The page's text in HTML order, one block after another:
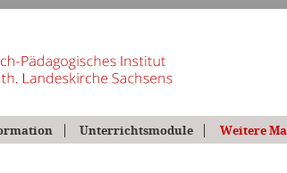
Unterrichtsmodule Weitere